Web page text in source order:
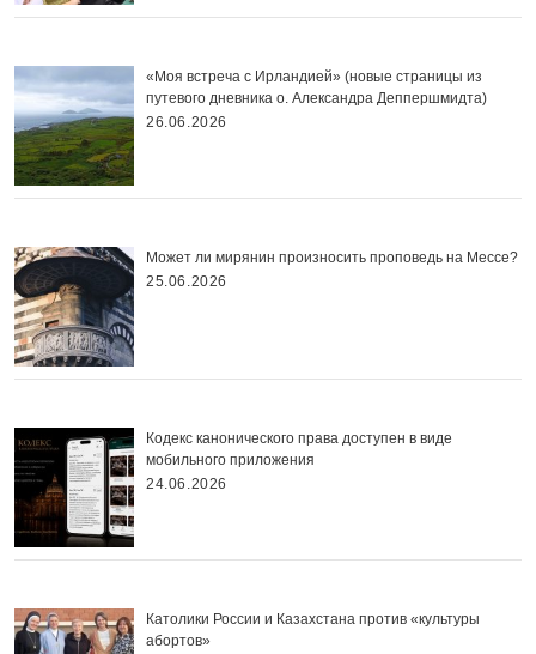
«Моя встреча с Ирландией» (новые страницы из
путевого дневника о. Александра Деппершмидта)
26.06.2026
Может ли мирянин произносить проповедь на Мессе?
25.06.2026
Кодекс канонического права доступен в виде
мобильного приложения
24.06.2026
Католики России и Казахстана против «культуры
абортов»